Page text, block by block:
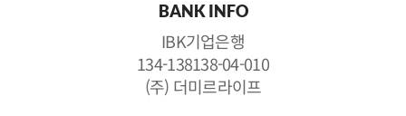
BANK INFO
IBK기업은행
134-138138-04-010
(주) 더미르라이프